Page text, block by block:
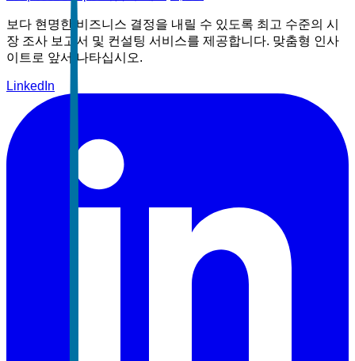
보다 현명한 비즈니스 결정을 내릴 수 있도록 최고 수준의 시
장 조사 보고서 및 컨설팅 서비스를 제공합니다. 맞춤형 인사
이트로 앞서 나타십시오.
LinkedIn